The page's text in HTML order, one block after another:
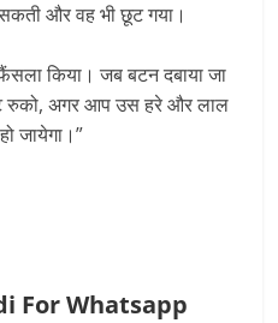
सकती और वह भी छूट गया।
किया। जब बटन दबाया जा
रुको, अगर आप उस हरे और लाल
जायेगा।”
For Whatsapp